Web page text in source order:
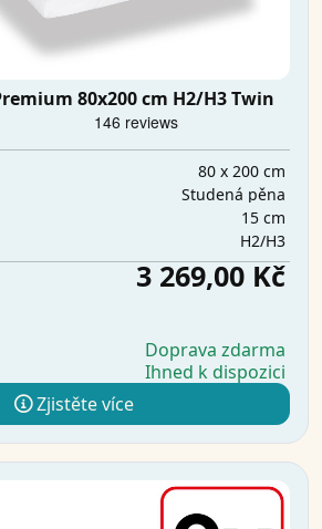
80x200 cm H2/H3 Twin
80 x 200 cm
Studená pěna
15 cm
H2/H3
3 269,00 Kč
Doprava zdarma
Ihned k dispozici
Zjistěte více